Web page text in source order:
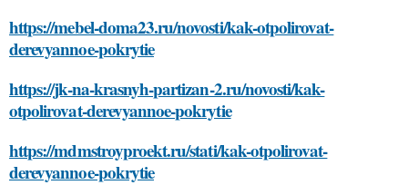
https://mebel-doma23.ru/novosti/kak-otpolirovat-
derevyannoe-pokrytie
https://jk-na-krasnyh-partizan-2.ru/novosti/kak-
otpolirovat-derevyannoe-pokrytie
https://mdmstroyproekt.ru/stati/kak-otpolirovat-
derevyannoe-pokrytie